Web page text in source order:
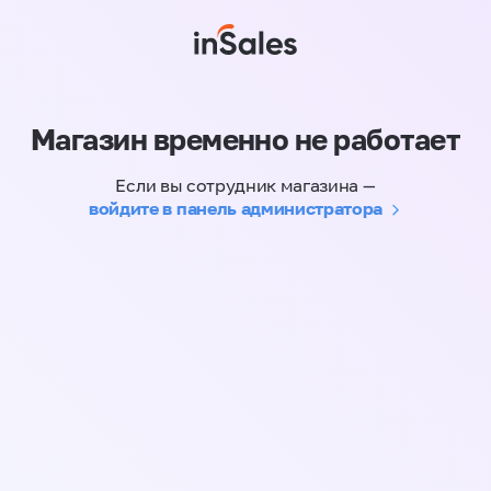
Магазин временно не работает
Если вы сотрудник магазина —
войдите в панель администратора